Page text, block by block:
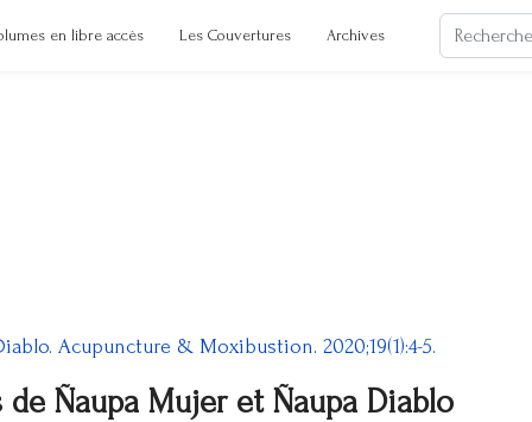
en libre accès Les Couvertures Archives Rechercher
Acupuncture & Moxibustion. 2020;19(1):4-5.
Ñaupa Mujer et Ñaupa Diablo